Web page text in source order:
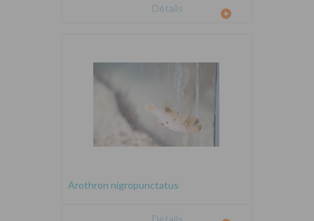
Détails
Arothron nigropunctatus
Détails